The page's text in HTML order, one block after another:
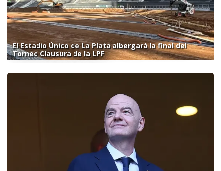
El Estadio Único de La Plata albergará la final del
Torneo Clausura de la LPF